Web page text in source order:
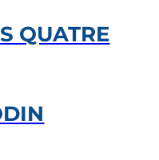
QUATRE